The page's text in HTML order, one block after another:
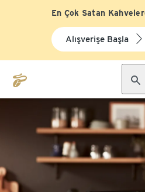
En Çok Satan
Alışverişe Başla